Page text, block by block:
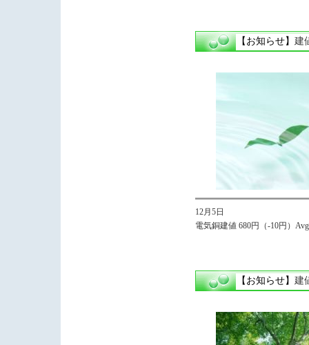
【お知らせ】 建
12月5日
電気銅建値 680円（-10円）
【お知らせ】 建